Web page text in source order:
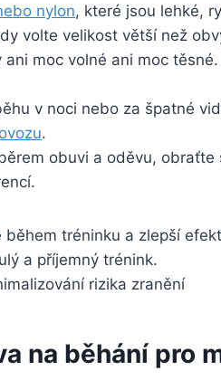
nylon, které jsou lehké,
volte velikost větší než
moc volné ani moc
v noci nebo za špatné
.
obuvi a oděvu,
tréninku a zlepší
a příjemný trénink.
na běhání pro